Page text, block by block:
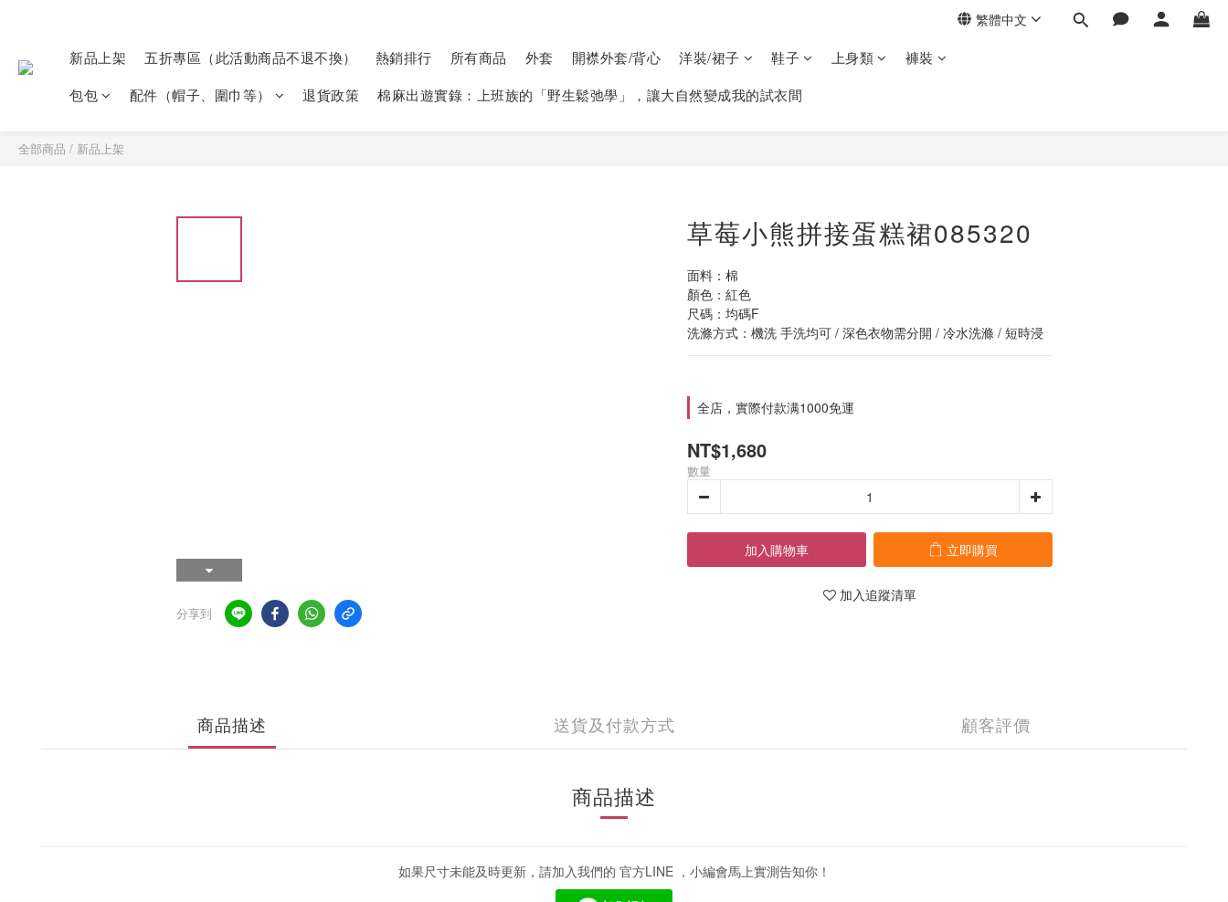
繁體中文
新品上架 五折專區（此活動商品不退不換） 熱銷排行 所有商品 外套 開襟外套/背心 洋裝/裙子 鞋子 上身類
褲裝
包包
配件（帽子、圍巾等） 退貨政策 棉麻出遊實錄：上班族的「野生鬆弛學」，讓大自然變成我的試衣間
全部商品 / 新品上架
分享到
草莓小熊拼接蛋糕裙085320
面料：棉
顏色：紅色
尺碼：均碼F
洗滌方式：機洗 手洗均可 / 深色衣物需分開 / 冷水洗滌 / 短時浸
全店，實際付款满1000免運
NT$1,680
數量
加入購物車 立即購買
加入追蹤清單
商品描述 送貨及付款方式 顧客評價
商品描述
如果尺寸未能及時更新，請加入我們的 官方LINE ，小編會馬上實測告知你！